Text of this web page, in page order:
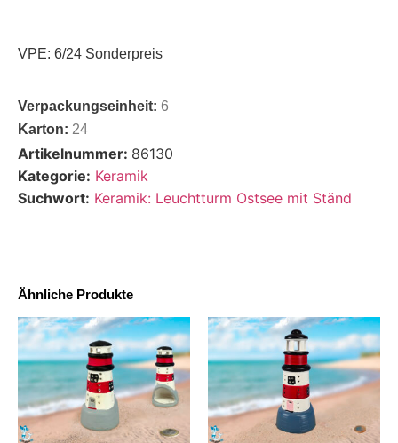
VPE: 6/24 Sonderpreis
Verpackungseinheit: 6
Karton: 24
Artikelnummer: 86130
Kategorie: Keramik
Suchwort: Keramik: Leuchtturm Ostsee mit Ständ
Ähnliche Produkte